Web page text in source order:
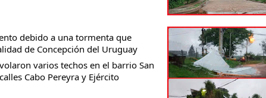
debido a una tormenta que
de Concepción del Uruguay
varios techos en el barrio San
Cabo Pereyra y Ejército